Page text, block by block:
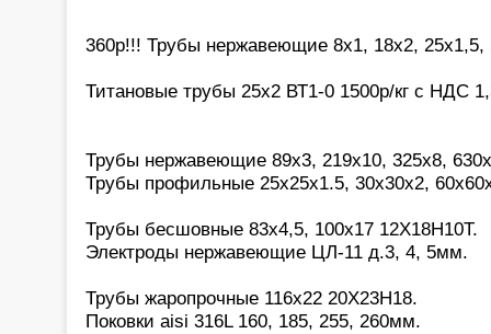
360р!!! Трубы нержавеющие 8х1, 18х2, 25х1,5,
Титановые трубы 25х2 ВТ1-0 1500р/кг с НДС
Трубы нержавеющие 89х3, 219х10, 325х8,
Трубы профильные 25х25х1.5, 30х30х2,
Трубы бесшовные 83х4,5, 100х17 12Х18Н10Т.
Электроды нержавеющие ЦЛ-11 д.3, 4, 5мм.
Трубы жаропрочные 116х22 20Х23Н18.
Поковки aisi 316L 160, 185, 255, 260мм.